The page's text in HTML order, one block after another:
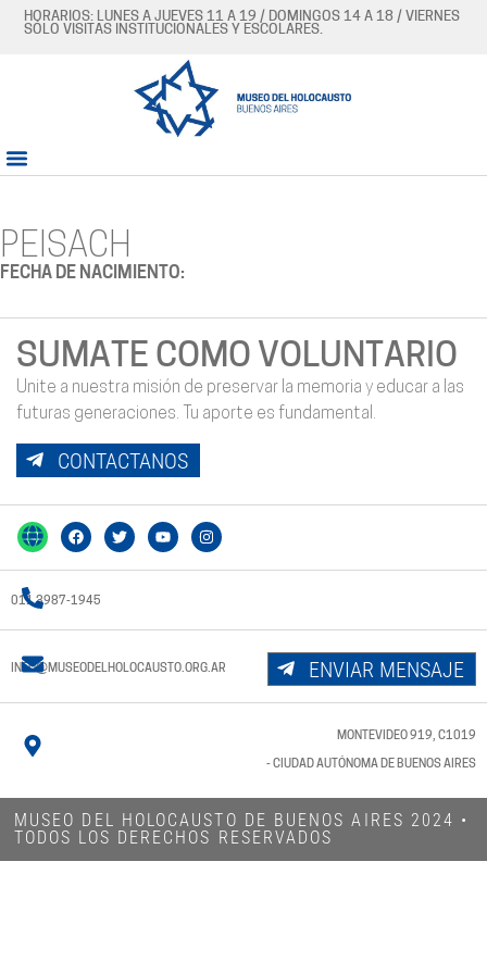
HORARIOS: LUNES A JUEVES 11 A 19 / DOMINGOS 14 A 18 / VIERNES
SÓLO VISITAS INSTITUCIONALES Y ESCOLARES.
PEISACH
FECHA DE NACIMIENTO:
SUMATE COMO VOLUNTARIO
Unite a nuestra misión de preservar la memoria y educar a las
futuras generaciones. Tu aporte es fundamental.
CONTACTANOS
011 3987-1945
INFO@MUSEODELHOLOCAUSTO.ORG.AR ENVIAR MENSAJE
MONTEVIDEO 919, C1019
- CIUDAD AUTÓNOMA DE BUENOS AIRES
MUSEO DEL HOLOCAUSTO DE BUENOS AIRES 2024​ •
TODOS LOS DERECHOS RESERVADOS